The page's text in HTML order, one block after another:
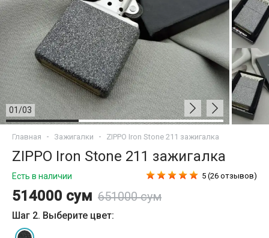
01/03
Главная Зажигалки ZIPPO Iron Stone 211 зажигалка
ZIPPO Iron Stone 211 зажигалка
Есть в наличии
514000 сум 651000 сум
5 (26 отзывов)
Шаг 2. Выберите цвет: